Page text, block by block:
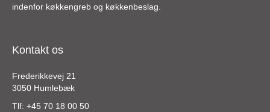
indenfor køkkengreb og køkkenbeslag.
Kontakt os
Frederikkevej 21
3050 Humlebæk
Tlf: +45 70 18 00 50